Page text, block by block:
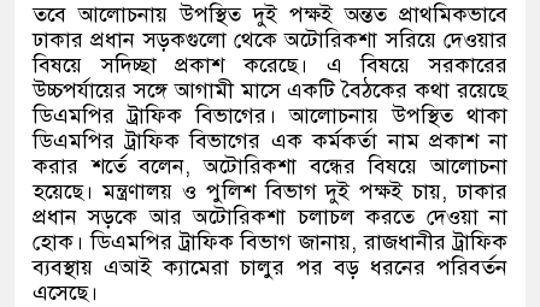
তবে আলোচনায় উপস্থিত দুই পক্ষই অন্তত প্রাথমিকভাবে
ঢাকার প্রধান সড়কগুলো থেকে অটোরিকশা সরিয়ে দেওয়ার
বিষয়ে সদিচ্ছা প্রকাশ করেছে। এ বিষয়ে সরকারের
উচ্চপর্যায়ের সঙ্গে আগামী মাসে একটি বৈঠকের কথা রয়েছে
ডিএমপির ট্রাফিক বিভাগের। আলোচনায় উপস্থিত থাকা
ডিএমপির ট্রাফিক বিভাগের এক কর্মকর্তা নাম প্রকাশ না
করার শর্তে বলেন,অটোরিকশা বন্ধের বিষয়ে আলোচনা
হয়েছে। মন্ত্রণালয় ও পুলিশ বিভাগ দুই পক্ষই চায়,ঢাকার
প্রধান সড়কে আর অটোরিকশা চলাচল করতে দেওয়া না
হোক। ডিএমপির ট্রাফিক বিভাগ জানায়,রাজধানীর ট্রাফিক
ব্যবস্থায় এআই ক্যামেরা চালুর পর বড় ধরনের পরিবর্তন
এসেছে।